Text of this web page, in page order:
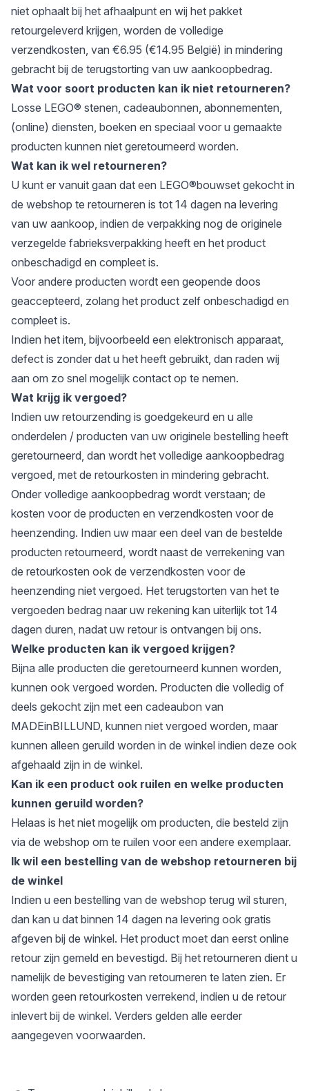
niet ophaalt bij het afhaalpunt en wij het pakket
retourgeleverd krijgen, worden de volledige
verzendkosten, van €6.95 (€14.95 België) in mindering
gebracht bij de terugstorting van uw aankoopbedrag.
Wat voor soort producten kan ik niet retourneren?
Losse LEGO® stenen, cadeaubonnen, abonnementen,
(online) diensten, boeken en speciaal voor u gemaakte
producten kunnen niet geretourneerd worden.
Wat kan ik wel retourneren?
U kunt er vanuit gaan dat een LEGO®bouwset gekocht in
de webshop te retourneren is tot 14 dagen na levering
van uw aankoop, indien de verpakking nog de originele
verzegelde fabrieksverpakking heeft en het product
onbeschadigd en compleet is.
Voor andere producten wordt een geopende doos
geaccepteerd, zolang het product zelf onbeschadigd en
compleet is.
Indien het item, bijvoorbeeld een elektronisch apparaat,
defect is zonder dat u het heeft gebruikt, dan raden wij
aan om zo snel mogelijk contact op te nemen.
Wat krijg ik vergoed?
Indien uw retourzending is goedgekeurd en u alle
onderdelen / producten van uw originele bestelling heeft
geretourneerd, dan wordt het volledige aankoopbedrag
vergoed, met de retourkosten in mindering gebracht.
Onder volledige aankoopbedrag wordt verstaan; de
kosten voor de producten en verzendkosten voor de
heenzending. Indien uw maar een deel van de bestelde
producten retourneerd, wordt naast de verrekening van
de retourkosten ook de verzendkosten voor de
heenzending niet vergoed. Het terugstorten van het te
vergoeden bedrag naar uw rekening kan uiterlijk tot 14
dagen duren, nadat uw retour is ontvangen bij ons.
Welke producten kan ik vergoed krijgen?
Bijna alle producten die geretourneerd kunnen worden,
kunnen ook vergoed worden. Producten die volledig of
deels gekocht zijn met een cadeaubon van
MADEinBILLUND, kunnen niet vergoed worden, maar
kunnen alleen geruild worden in de winkel indien deze ook
afgehaald zijn in de winkel.
Kan ik een product ook ruilen en welke producten
kunnen geruild worden?
Helaas is het niet mogelijk om producten, die besteld zijn
via de webshop om te ruilen voor een andere exemplaar.
Ik wil een bestelling van de webshop retourneren bij
de winkel
Indien u een bestelling van de webshop terug wil sturen,
dan kan u dat binnen 14 dagen na levering ook gratis
afgeven bij de winkel. Het product moet dan eerst online
retour zijn gemeld en bevestigd. Bij het retourneren dient u
namelijk de bevestiging van retourneren te laten zien. Er
worden geen retourkosten verrekend, indien u de retour
inlevert bij de winkel. Verders gelden alle eerder
aangegeven voorwaarden.